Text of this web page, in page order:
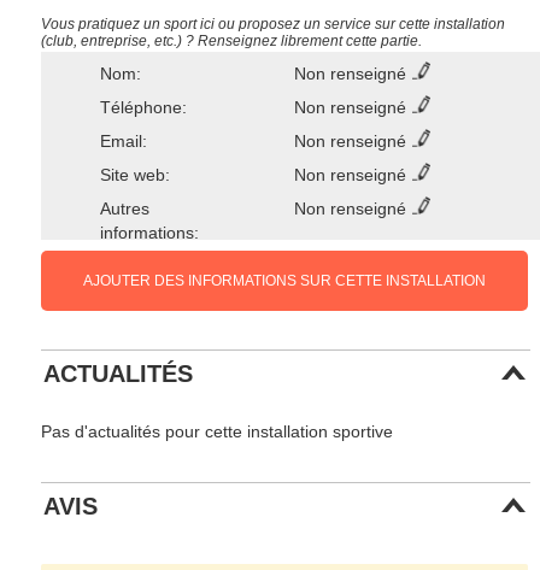
Vous pratiquez un sport ici ou proposez un service sur cette installation
(club, entreprise, etc.) ? Renseignez librement cette partie.
Nom:
Non renseigné
Téléphone:
Non renseigné
Email:
Non renseigné
Site web:
Non renseigné
Autres
informations:
Non renseigné
AJOUTER DES INFORMATIONS SUR CETTE INSTALLATION
ACTUALITÉS
Pas d'actualités pour cette installation sportive
AVIS